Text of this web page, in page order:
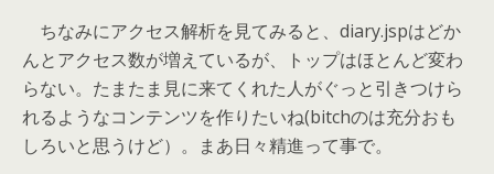
ちなみにアクセス解析を見てみると、diary.jspはどか
んとアクセス数が増えているが、トップはほとんど変わ
らない。たまたま見に来てくれた人がぐっと引きつけら
れるようなコンテンツを作りたいね(bitchのは充分おも
しろいと思うけど）。まあ日々精進って事で。